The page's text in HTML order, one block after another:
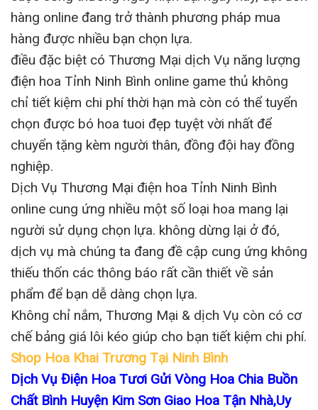
hàng online đang trở thành phương pháp mua
hàng được nhiều bạn chọn lựa.
điều đặc biệt có Thương Mại dịch Vụ năng lượng
điện hoa Tỉnh Ninh Bình online game thủ không
chỉ tiết kiệm chi phí thời hạn mà còn có thể tuyển
chọn được bó hoa tuoi đẹp tuyệt vời nhất để
chuyển tặng kèm người thân, đồng đội hay đồng
nghiệp.
Dịch Vụ Thương Mại điện hoa Tỉnh Ninh Bình
online cung ứng nhiều một số loại hoa mang lại
người sử dụng chọn lựa. không dừng lại ở đó,
dịch vụ mà chúng ta đang đề cập cung ứng không
thiếu thốn các thông báo rất cần thiết về sản
phẩm để bạn dễ dàng chọn lựa.
Không chỉ nắm, Thương Mại & dịch Vụ còn có cơ
chế bảng giá lôi kéo giúp cho bạn tiết kiệm chi phí.
Shop Hoa Khai Trương Tại Ninh Bình
Dịch Vụ Điện Hoa Tươi Gửi Vòng Hoa Chia Buồn
Chất Bình Huyện Kim Sơn Giao Hoa Tận Nhà,Uy